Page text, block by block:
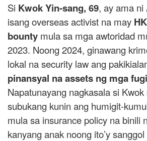
Si Kwok Yin-sang, 69, ay ama ni
isang overseas activist na may
bounty mula sa mga awtoridad
2023. Noong 2024, ginawang
lokal na security law ang
pinansyal na assets ng mga
Napatunayang nagkasala si
subukang kunin ang humigit-
mula sa insurance policy na binili
kanyang anak noong ito’y sanggol